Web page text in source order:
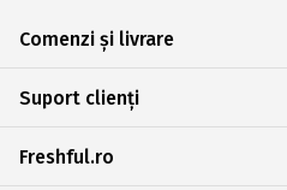
Comenzi și livrare
Suport clienți
Freshful.ro